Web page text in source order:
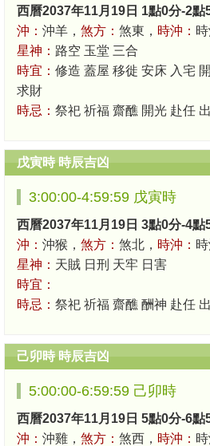
西曆2037年11月19日 1點0分-2點
沖： 沖羊， 煞方： 煞東， 時沖：
星神： 路空 玉堂 三合
時宜： 修造 蓋屋 移徙 安床 入宅
求財
時忌： 祭祀 祈福 齋醮 開光 赴任
戊寅時 時辰吉凶
3:00:00-4:59:59 戊寅時
西曆2037年11月19日 3點0分-4點
沖： 沖猴， 煞方： 煞北， 時沖：
星神： 天賊 日刑 天牢 日害
時宜：
時忌： 祭祀 祈福 齋醮 酬神 赴任
己卯時 時辰吉凶
5:00:00-6:59:59 己卯時
西曆2037年11月19日 5點0分-6點
沖： 沖雞， 煞方： 煞西， 時沖：